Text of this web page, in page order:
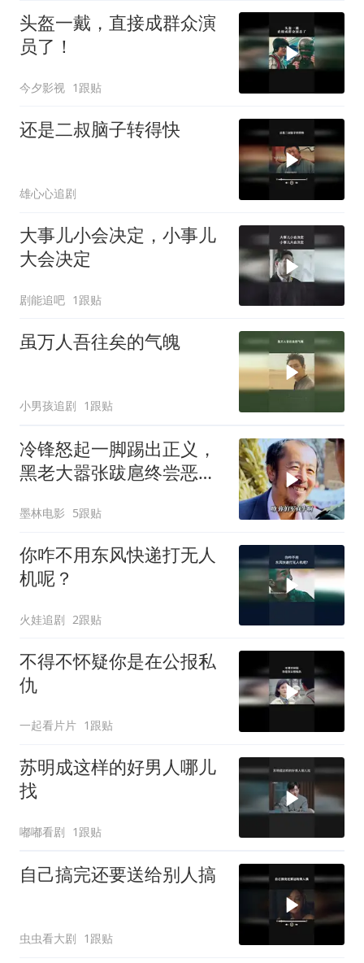
头盔一戴，直接成群众演
员了！
今夕影视 1跟贴
还是二叔脑子转得快
雄心心追剧
大事儿小会决定，小事儿
大会决定
剧能追吧 1跟贴
虽万人吾往矣的气魄
小男孩追剧 1跟贴
冷锋怒起一脚踢出正义，
黑老大嚣张跋扈终尝恶
落
墨林电影 5跟贴
你咋不用东风快递打无人
机呢？
火娃追剧 2跟贴
不得不怀疑你是在公报私
仇
一起看片片 1跟贴
苏明成这样的好男人哪儿
找
嘟嘟看剧 1跟贴
自己搞完还要送给别人搞
虫虫看大剧 1跟贴